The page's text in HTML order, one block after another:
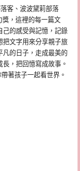
客、波波黛莉部落
獎，這裡的每一篇文
己的感受與記憶，記錄
把文字用來分享親子旅
凡的日子，走成最美的
，把回憶寫成故事。
著孩子一起看世界。